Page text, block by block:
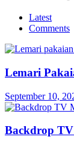
Latest
Comments
Lemari
September 10,
Backdrop